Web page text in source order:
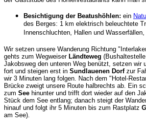
Besichtigung der Beatushöhlen: ein
des Berges: 1 km elektrisch beleuchtete
Innenschluchten, Hallen und
Wir setzen unsere Wanderung Richtung
gehts zum Wegweiser Ländteweg
Jakobsweg den unteren Weg benützt, setzen wir
fort und steigen erst in Sundlauenen Dorfzur
wir 3 Minuten lang folgen. Nach dem "Hotel-
Brücke zweigt unsere Route halbrechts ab. Ein
zum See hinunter und trifft dort wieder auf den
Stück dem See entlang; danach steigt der
hinauf und folgt ihr 5 Minuten bis zum Rastplatz
am See).